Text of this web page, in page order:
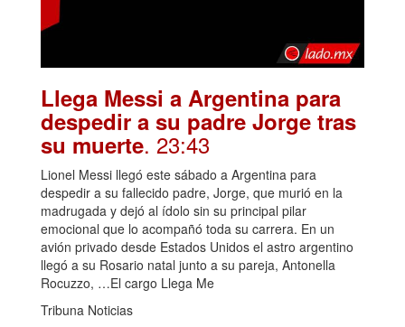
Llega Messi a Argentina para
despedir a su padre Jorge tras
su muerte. 23:43
Lionel Messi llegó este sábado a Argentina para
despedir a su fallecido padre, Jorge, que murió en la
madrugada y dejó al ídolo sin su principal pilar
emocional que lo acompañó toda su carrera. En un
avión privado desde Estados Unidos el astro argentino
llegó a su Rosario natal junto a su pareja, Antonella
Rocuzzo, …El cargo Llega Me
Tribuna Noticias